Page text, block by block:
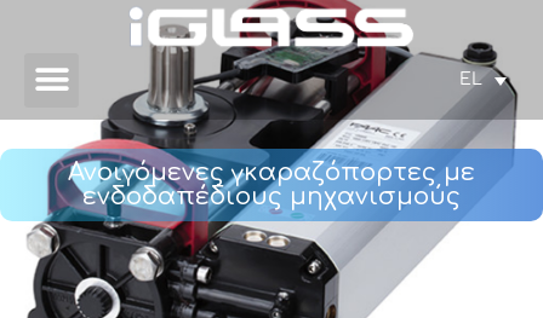
EL
Ανοιγόμενες γκαραζόπορτες με
ενδοδαπέδιους μηχανισμούς